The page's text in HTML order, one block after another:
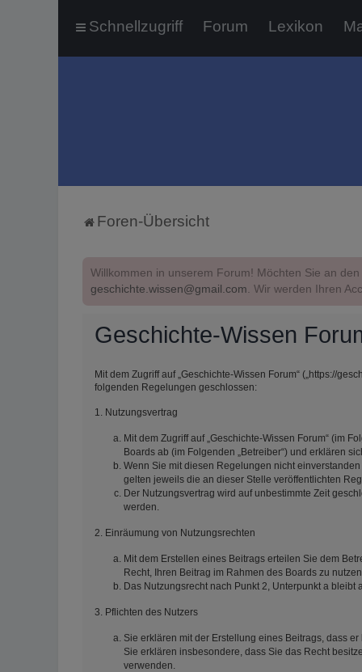
Schnellzugriff Forum Lexikon
Foren-Übersicht
Willkommen in unserem Forum! Möchten Sie an
geschichte.wissen@gmail.com. Wir werden Ihren
Geschichte-Wissen
Mit dem Zugriff auf „Geschichte-Wissen Forum“ („https://
folgenden Regelungen geschlossen:
1. Nutzungsvertrag
Mit dem Zugriff auf „Geschichte-Wissen Forum“ (im
Boards ab (im Folgenden „Betreiber“) und erklären
Wenn Sie mit diesen Regelungen nicht
gelten jeweils die an dieser Stelle veröffentlichten
Der Nutzungsvertrag wird auf unbestimmte Zeit
werden.
2. Einräumung von Nutzungsrechten
Mit dem Erstellen eines Beitrags erteilen Sie dem
Recht, Ihren Beitrag im Rahmen des Boards zu
Das Nutzungsrecht nach Punkt 2, Unterpunkt a
3. Pflichten des Nutzers
Sie erklären mit der Erstellung eines Beitrags, dass
Sie erklären insbesondere, dass Sie das Recht
verwenden.